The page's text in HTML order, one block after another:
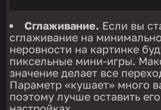
Сглаживание. Если вы
сглаживание на
неровности на картинке
пиксельные мини-игры.
значение делает все
Параметр «кушает» много
поэтому лучше оставить